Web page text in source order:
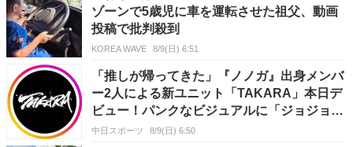
ゾーンで5歳児に車を運転させた祖父、動画
投稿で批判殺到
KOREA WAVE 8/9(日) 6:51
「推しが帰ってきた」『ノノガ』出身メンバ
ー2人による新ユニット「TAKARA」本日デ
ビュー！パンクなビジュアルに「ジョジョみ
たい」と反響
中日スポーツ 8/9(日) 6:50